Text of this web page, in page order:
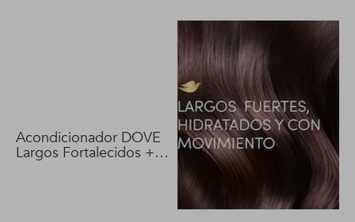
Acondicionador DOVE
Largos Fortalecidos +